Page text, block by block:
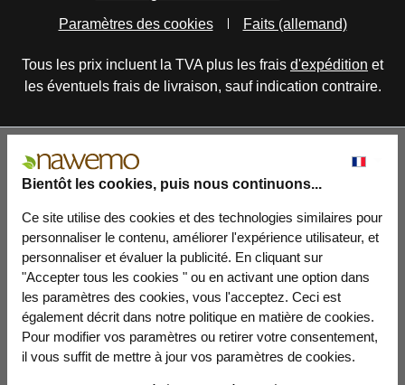
Bientôt les cookies, puis nous continuons...
Ce site utilise des cookies et des technologies similaires pour
personnaliser le contenu, améliorer l'expérience utilisateur, et
personnaliser et évaluer la publicité. En cliquant sur
"Accepter tous les cookies " ou en activant une option dans
les paramètres des cookies, vous l'acceptez. Ceci est
également décrit dans notre politique en matière de cookies.
Pour modifier vos paramètres ou retirer votre consentement,
il vous suffit de mettre à jour vos paramètres de cookies.
Paramètres des cookies
Faits (allemand)
Tous les prix incluent la TVA plus les frais d'expédition et
les éventuels frais de livraison, sauf indication contraire.